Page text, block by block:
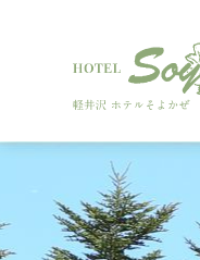
お問い合わせ